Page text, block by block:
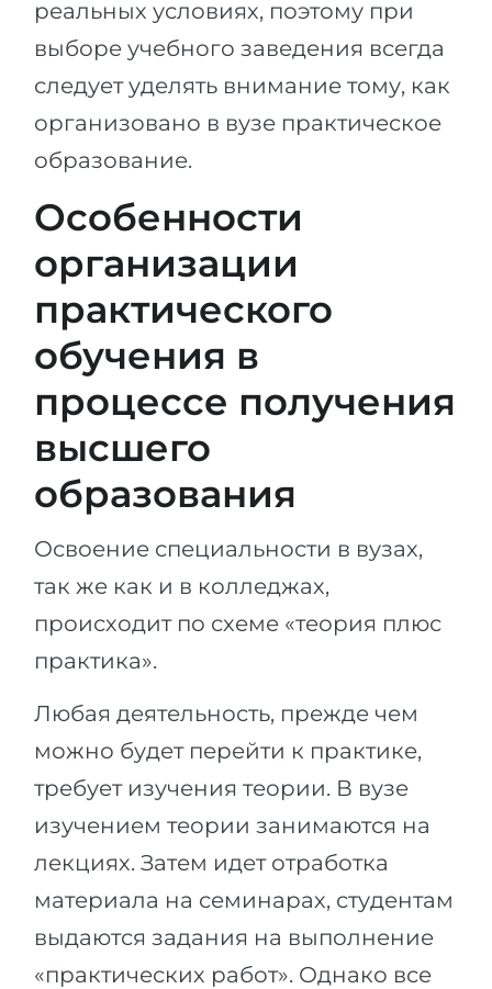
КОНСУЛЬТАЦИЯ!
ЗАПИСАТЬСЯ НА КОНСУЛЬТАЦИЮ
реальных условиях, поэтому при
выборе учебного заведения всегда
следует уделять внимание тому, как
организовано в вузе практическое
образование.
Особенности
организации
практического
обучения в
процессе получения
высшего
образования
Освоение специальности в вузах,
так же как и в колледжах,
происходит по схеме «теория плюс
практика».
Любая деятельность, прежде чем
можно будет перейти к практике,
требует изучения теории. В вузе
изучением теории занимаются на
лекциях. Затем идет отработка
материала на семинарах, студентам
выдаются задания на выполнение
«практических работ». Однако все